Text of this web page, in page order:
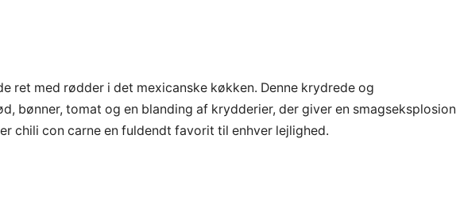
ret med rødder i det mexicanske køkken. Denne krydrede og
bønner, tomat og en blanding af krydderier, der giver en smagseksplosion
chili con carne en fuldendt favorit til enhver lejlighed.